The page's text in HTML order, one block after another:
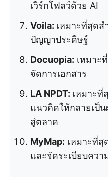
เวิร์กโฟลว์ด้วย AI
Voila: เหมาะที่สุดส
ปัญญาประดิษฐ์
Docuopia: เหมาะ
จัดการเอกสาร
LA NPDT: เหมาะที่
แนวคิดให้กลายเป็
สู่ตลาด
MyMap: เหมาะที่สุ
และจัดระเบียบควา